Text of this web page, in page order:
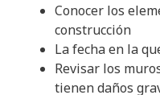
Conocer los
construcción
La fecha en la
Revisar los
tienen daños